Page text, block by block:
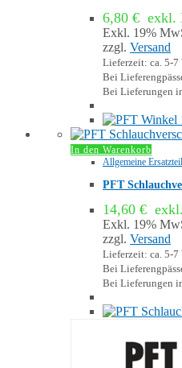
6,80 € exkl.
Exkl. 19%
zzgl. Versand
Lieferzeit: ca. 5-7
Bei
Bei Lieferungen
In den Warenkorb
Allgemeine
PFT
14,60 €
Exkl. 19%
zzgl. Versand
Lieferzeit: ca. 5-7
Bei
Bei Lieferungen